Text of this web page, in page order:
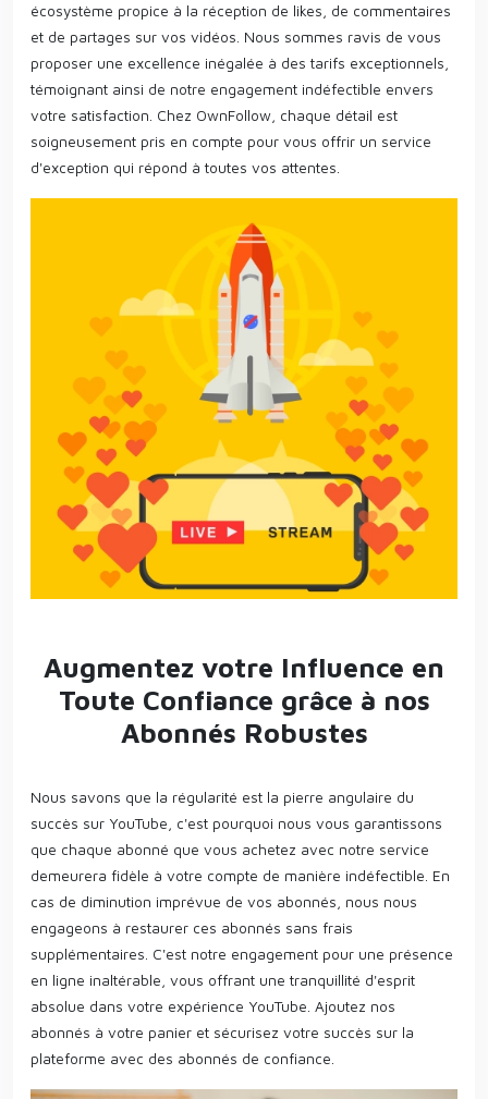
écosystème propice à la réception de likes, de commentaires
et de partages sur vos vidéos. Nous sommes ravis de vous
proposer une excellence inégalée à des tarifs exceptionnels,
témoignant ainsi de notre engagement indéfectible envers
votre satisfaction. Chez OwnFollow, chaque détail est
soigneusement pris en compte pour vous offrir un service
d'exception qui répond à toutes vos attentes.
Augmentez votre Influence en
Toute Confiance grâce à nos
Abonnés Robustes
Nous savons que la régularité est la pierre angulaire du
succès sur YouTube, c'est pourquoi nous vous garantissons
que chaque abonné que vous achetez avec notre service
demeurera fidèle à votre compte de manière indéfectible. En
cas de diminution imprévue de vos abonnés, nous nous
engageons à restaurer ces abonnés sans frais
supplémentaires. C'est notre engagement pour une présence
en ligne inaltérable, vous offrant une tranquillité d'esprit
absolue dans votre expérience YouTube. Ajoutez nos
abonnés à votre panier et sécurisez votre succès sur la
plateforme avec des abonnés de confiance.